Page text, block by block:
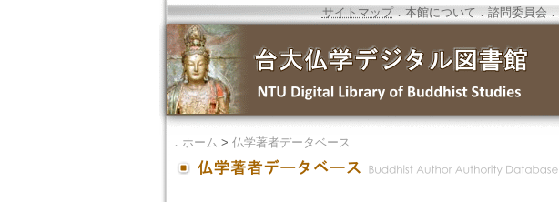
サイトマップ．本館について．諮問委員会．
． ホーム > 仏学著者データベース